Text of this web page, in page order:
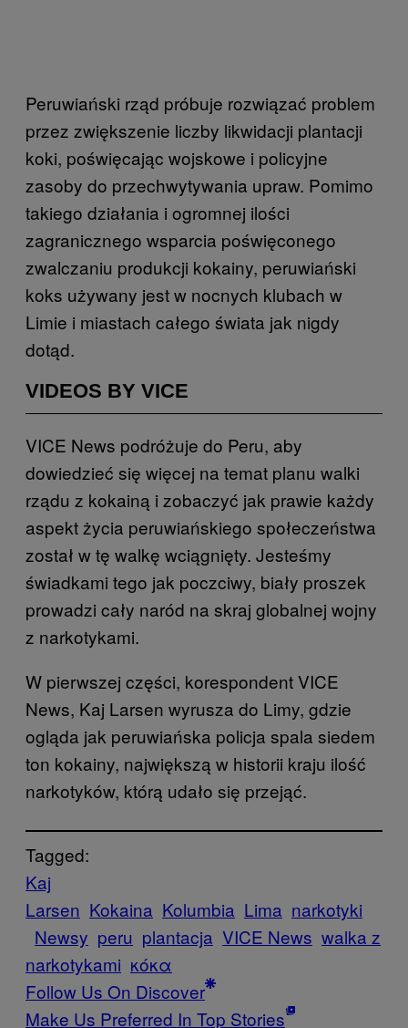
Peruwiański rząd próbuje rozwiązać problem
przez zwiększenie liczby likwidacji plantacji
koki, poświęcając wojskowe i policyjne
zasoby do przechwytywania upraw. Pomimo
takiego działania i ogromnej ilości
zagranicznego wsparcia poświęconego
zwalczaniu produkcji kokainy, peruwiański
koks używany jest w nocnych klubach w
Limie i miastach całego świata jak nigdy
dotąd.
VIDEOS BY VICE
VICE News podróżuje do Peru, aby
dowiedzieć się więcej na temat planu walki
rządu z kokainą i zobaczyć jak prawie każdy
aspekt życia peruwiańskiego społeczeństwa
został w tę walkę wciągnięty. Jesteśmy
świadkami tego jak poczciwy, biały proszek
prowadzi cały naród na skraj globalnej wojny
z narkotykami.
W pierwszej części, korespondent VICE
News, Kaj Larsen wyrusza do Limy, gdzie
ogląda jak peruwiańska policja spala siedem
ton kokainy, największą w historii kraju ilość
narkotyków, którą udało się przejąć.
Tagged:
Kaj
Larsen Kokaina Kolumbia Lima narkotyki
Newsy peru plantacja VICE News walka z
narkotykami κόκα
Follow Us On Discover
Make Us Preferred In Top Stories